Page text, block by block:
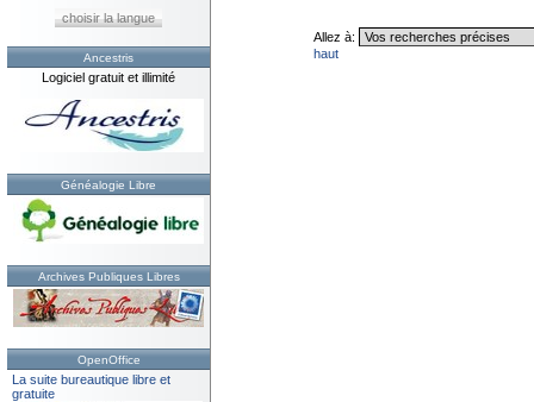
choisir la langue
Ancestris
Logiciel gratuit et illimité
Généalogie Libre
Archives Publiques Libres
OpenOffice
La suite bureautique libre et
gratuite
Allez à:
haut